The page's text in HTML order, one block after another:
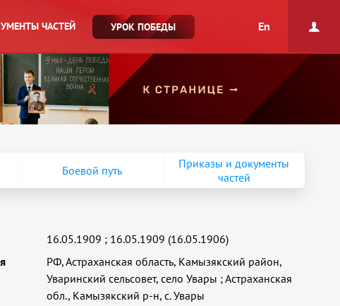
ЧАСТЕЙ УРОК ПОБЕДЫ En
Боевой путь
Приказы и документы
частей
16.05.1909 ; 16.05.1909 (16.05.1906)
РФ, Астраханская область, Камызякский район,
Уваринский сельсовет, село Увары ;Астраханская
обл., Камызякский р-н, с. Увары